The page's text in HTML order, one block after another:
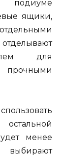
ящики,
для
менее